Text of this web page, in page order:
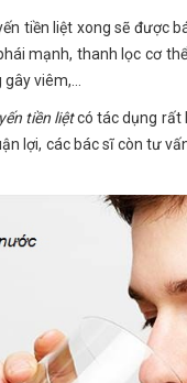
tiền liệt xong sẽ được
mạnh, thanh lọc cơ
viêm,...
tiền liệtcó tác dụng rất
lợi, các bác sĩ còn tư